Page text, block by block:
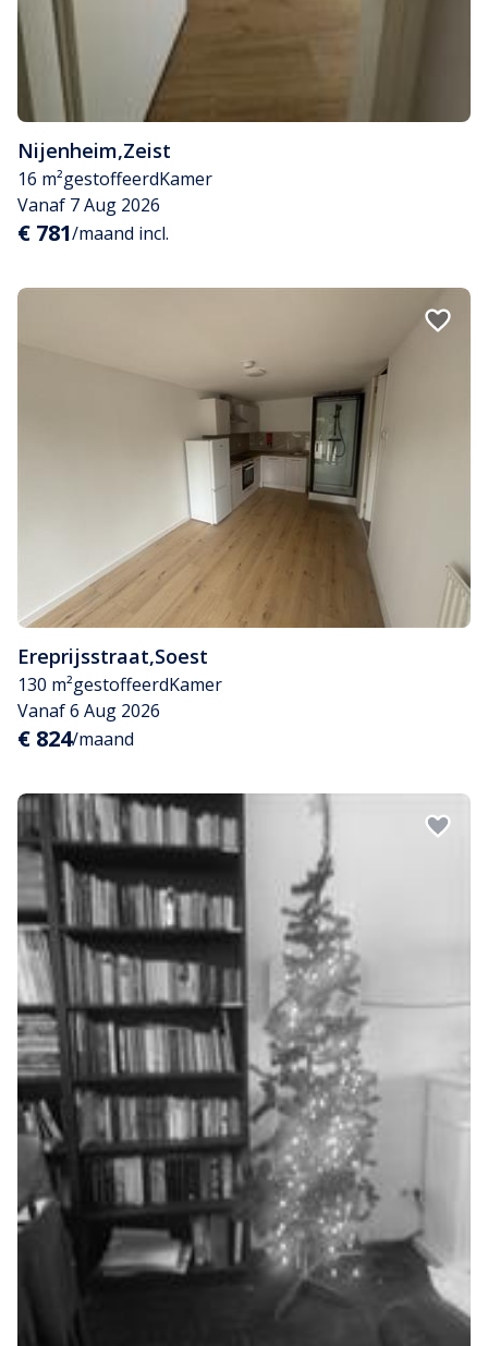
Nijenheim,Zeist
16 m²gestoffeerdKamer
Vanaf 7 Aug 2026
€ 781/maand incl.
Ereprijsstraat,Soest
130 m²gestoffeerdKamer
Vanaf 6 Aug 2026
€ 824/maand